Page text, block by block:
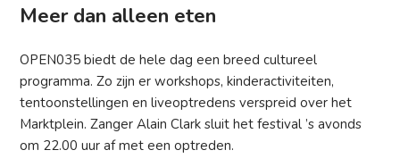
Meer dan alleen eten
OPEN035 biedt de hele dag een breed cultureel
programma. Zo zijn er workshops, kinderactiviteiten,
tentoonstellingen en liveoptredens verspreid over het
Marktplein. Zanger Alain Clark sluit het festival ’s avonds
om 22.00 uur af met een optreden.